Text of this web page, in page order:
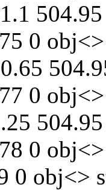
0
0
0
0 obj<>